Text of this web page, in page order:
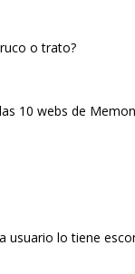
o trato?
10 webs de
usuario lo tiene